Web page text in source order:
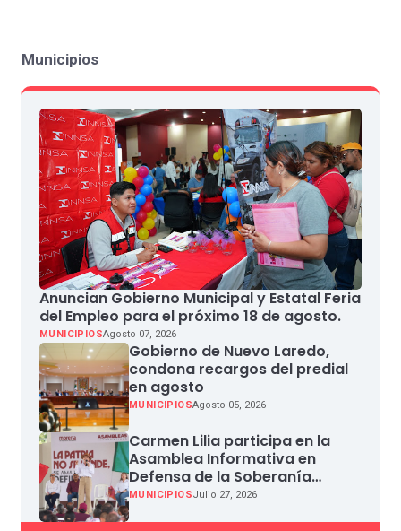
Municipios
Anuncian Gobierno Municipal y Estatal Feria
del Empleo para el próximo 18 de agosto.
MUNICIPIOSAgosto 07, 2026
Gobierno de Nuevo Laredo,
condona recargos del predial
en agosto
MUNICIPIOSAgosto 05, 2026
Carmen Lilia participa en la
Asamblea Informativa en
Defensa de la Soberanía
Nacional en Miguel Aleman
MUNICIPIOSJulio 27, 2026